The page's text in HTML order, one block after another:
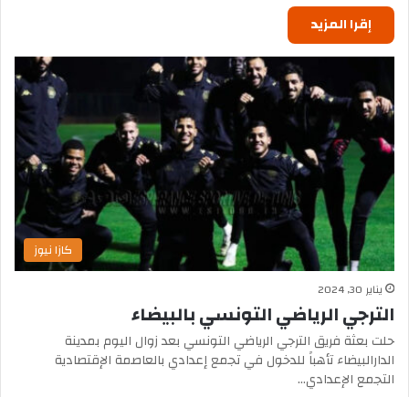
إقرا المزيد
كازا نيوز
يناير 30, 2024
الترجي الرياضي التونسي بالبيضاء
حلت بعثة فريق الترجي الرياضي التونسي بعد زوال اليوم بمدينة
الدارالبيضاء تأهباً للدخول في تجمع إعدادي بالعاصمة الإقتصادية
التجمع الإعدادي…